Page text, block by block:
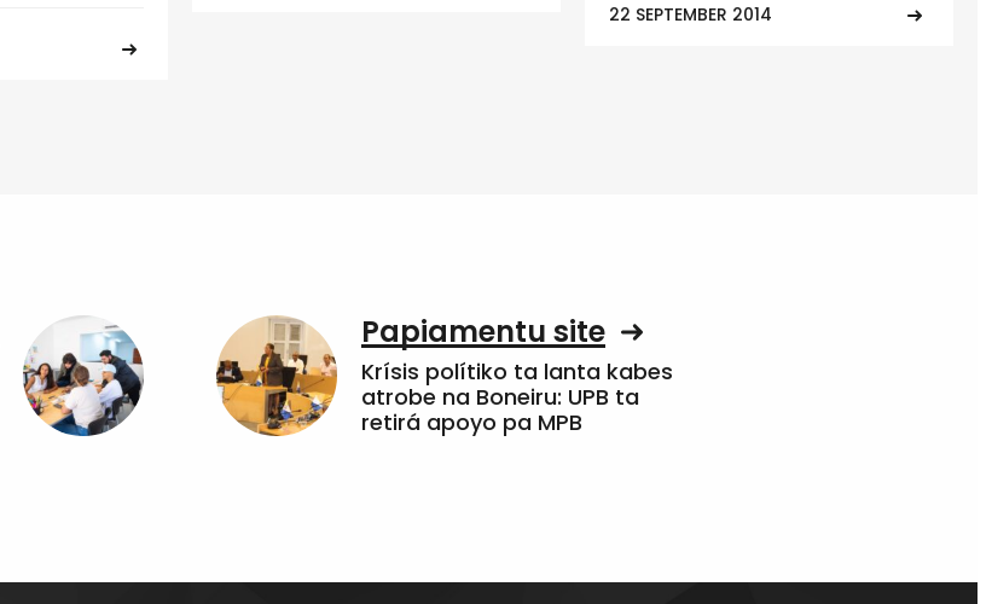
22 SEPTEMBER 2014
Papiamentu site
Krísis polítiko ta lanta kabes
atrobe na Boneiru: UPB ta
retirá apoyo pa MPB